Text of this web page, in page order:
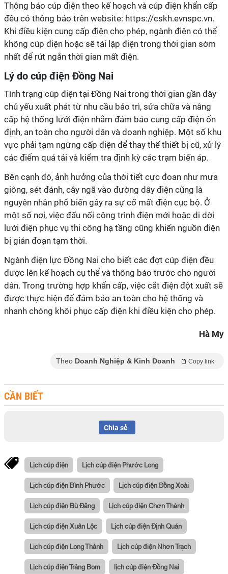
Thông báo cúp điện theo kế hoạch và cúp điện khẩn cấp
đều có thông báo trên website: https://cskh.evnspc.vn.
Khi điều kiện cung cấp điện cho phép, ngành điện có thể
không cúp điện hoặc sẽ tái lập điện trong thời gian sớm
nhất để rút ngắn thời gian mất điện.
Lý do cúp điện Đồng Nai
Tình trạng cúp điện tại Đồng Nai trong thời gian gần đây
chủ yếu xuất phát từ nhu cầu bảo trì, sửa chữa và nâng
cấp hệ thống lưới điện nhằm đảm bảo cung cấp điện ổn
định, an toàn cho người dân và doanh nghiệp. Một số khu
vực phải tạm ngừng cấp điện để thay thế thiết bị cũ, xử lý
các điểm quá tải và kiểm tra định kỳ các trạm biến áp.
Bên cạnh đó, ảnh hưởng của thời tiết cực đoan như mưa
giông, sét đánh, cây ngã vào đường dây điện cũng là
nguyên nhân phổ biến gây ra sự cố mất điện cục bộ. Ở
một số nơi, việc đấu nối công trình điện mới hoặc di dời
lưới điện phục vụ thi công hạ tầng cũng khiến nguồn điện
bị gián đoạn tạm thời.
Ngành điện lực Đồng Nai cho biết các đợt cúp điện đều
được lên kế hoạch cụ thể và thông báo trước cho người
dân. Trong trường hợp khẩn cấp, việc cắt điện đột xuất sẽ
được thực hiện để đảm bảo an toàn cho hệ thống và
nhanh chóng khôi phục cấp điện khi điều kiện cho phép.
Hà My
Theo Doanh Nghiệp & Kinh Doanh Copy link
CẦN BIẾT
Chia sẻ
Lịch cúp điện Lịch cúp điện Phước Long
Lịch cúp điện Bình Phước Lịch cúp điện Đồng Xoài
Lịch cúp điện Bù Đăng Lịch cúp điện Chơn Thành
Lịch cúp điện Xuân Lộc Lịch cúp điện Định Quán
Lịch cúp điện Long Thành Lịch cúp điện Nhơn Trạch
Lịch cúp điện Trảng Bom lịch cúp điện Đồng Nai